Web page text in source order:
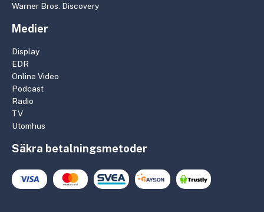
Warner Bros. Discovery
Medier
Display
EDR
Online Video
Podcast
Radio
TV
Utomhus
Säkra betalningsmetoder